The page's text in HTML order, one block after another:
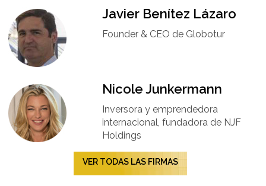
Javier Benítez Lázaro
Founder & CEO de Globotur​
Nicole Junkermann​
Inversora y emprendedora
internacional, fundadora de NJF
Holdings
VER TODAS LAS FIRMAS